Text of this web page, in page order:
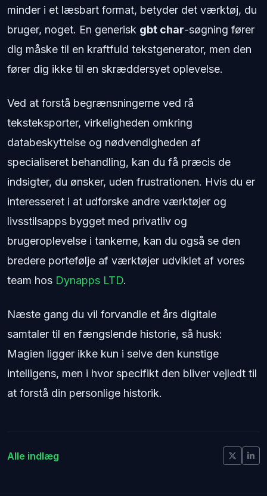
minder i et læsbart format, betyder det værktøj, du
bruger, noget. En generisk gbt char-søgning fører
dig måske til en kraftfuld tekstgenerator, men den
fører dig ikke til en skræddersyet oplevelse.
Ved at forstå begrænsningerne ved rå
teksteksporter, virkeligheden omkring
databeskyttelse og nødvendigheden af
specialiseret behandling, kan du få præcis de
indsigter, du ønsker, uden frustrationen. Hvis du er
interesseret i at udforske andre værktøjer og
livsstilsapps bygget med privatliv og
brugeroplevelse i tankerne, kan du også se den
bredere portefølje af værktøjer udviklet af vores
team hos Dynapps LTD.
Næste gang du vil forvandle et års digitale
samtaler til en fængslende historie, så husk:
Magien ligger ikke kun i selve den kunstige
intelligens, men i hvor specifikt den bliver vejledt til
at forstå din personlige historik.
Alle indlæg